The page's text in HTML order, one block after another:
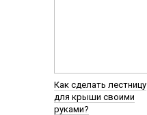
Как сделать лестницу
для крыши своими
руками?